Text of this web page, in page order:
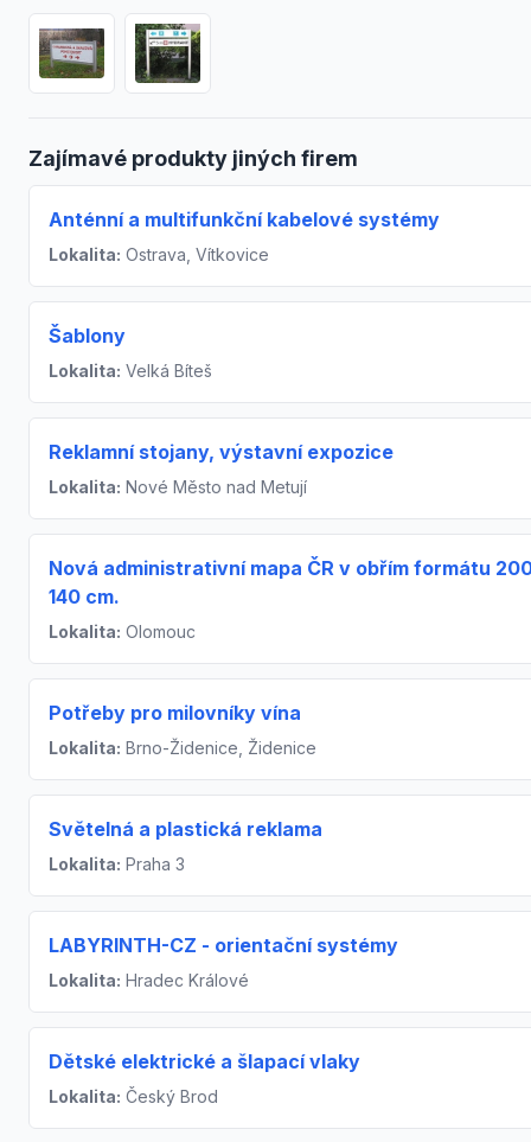
Zajímavé produkty jiných firem
Anténní a multifunkční kabelové systémy
Lokalita: Ostrava, Vítkovice
Šablony
Lokalita: Velká Bíteš
Reklamní stojany, výstavní expozice
Lokalita: Nové Město nad Metují
Nová administrativní mapa ČR v obřím formátu
140 cm.
Lokalita: Olomouc
Potřeby pro milovníky vína
Lokalita: Brno-Židenice, Židenice
Světelná a plastická reklama
Lokalita: Praha 3
LABYRINTH-CZ - orientační systémy
Lokalita: Hradec Králové
Dětské elektrické a šlapací vlaky
Lokalita: Český Brod